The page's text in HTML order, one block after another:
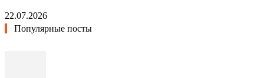
22.07.2026
Популярные посты